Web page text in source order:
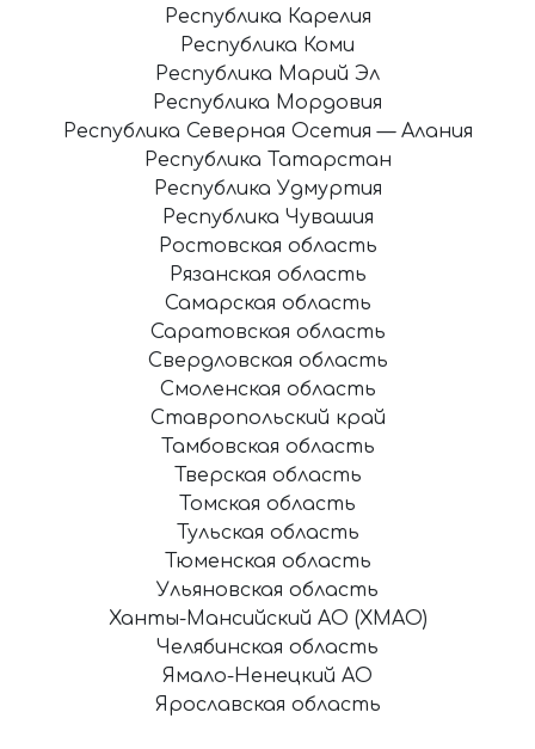
Республика Карелия
Республика Коми
Республика Марий Эл
Республика Мордовия
Республика Северная Осетия — Алания
Республика Татарстан
Республика Удмуртия
Республика Чувашия
Ростовская область
Рязанская область
Самарская область
Саратовская область
Свердловская область
Смоленская область
Ставропольский край
Тамбовская область
Тверская область
Томская область
Тульская область
Тюменская область
Ульяновская область
Ханты-Мансийский АО (ХМАО)
Челябинская область
Ямало-Ненецкий АО
Ярославская область